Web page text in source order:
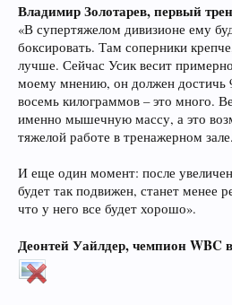
Владимир Золотарев, первый
«В супертяжелом дивизионе ему
боксировать. Там соперники
лучше. Сейчас Усик весит
моему мнению, он должен достичь
восемь килограммов – это много.
именно мышечную массу, а это
тяжелой работе в тренажерном зале.
И еще один момент: после
будет так подвижен, станет менее
что у него все будет хорошо».
Деонтей Уайлдер, чемпион WBC